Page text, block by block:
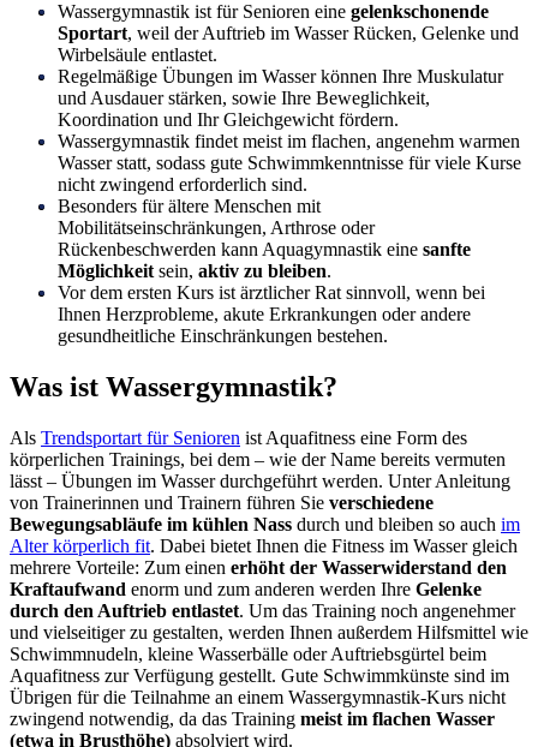
Wassergymnastik ist für Senioren eine gelenkschonende
Sportart, weil der Auftrieb im Wasser Rücken, Gelenke und
Wirbelsäule entlastet.
Regelmäßige Übungen im Wasser können Ihre Muskulatur
und Ausdauer stärken, sowie Ihre Beweglichkeit,
Koordination und Ihr Gleichgewicht fördern.
Wassergymnastik findet meist im flachen, angenehm warmen
Wasser statt, sodass gute Schwimmkenntnisse für viele Kurse
nicht zwingend erforderlich sind.
Besonders für ältere Menschen mit
Mobilitätseinschränkungen, Arthrose oder
Rückenbeschwerden kann Aquagymnastik eine sanfte
Möglichkeit sein, aktiv zu bleiben.
Vor dem ersten Kurs ist ärztlicher Rat sinnvoll, wenn bei
Ihnen Herzprobleme, akute Erkrankungen oder andere
gesundheitliche Einschränkungen bestehen.
Was ist Wassergymnastik?
Als Trendsportart für Senioren ist Aquafitness eine Form des
körperlichen Trainings, bei dem – wie der Name bereits vermuten
lässt – Übungen im Wasser durchgeführt werden. Unter Anleitung
von Trainerinnen und Trainern führen Sie verschiedene
Bewegungsabläufe im kühlen Nass durch und bleiben so auch im
Alter körperlich fit. Dabei bietet Ihnen die Fitness im Wasser gleich
mehrere Vorteile: Zum einen erhöht der Wasserwiderstand den
Kraftaufwand enorm und zum anderen werden Ihre Gelenke
durch den Auftrieb entlastet. Um das Training noch angenehmer
und vielseitiger zu gestalten, werden Ihnen außerdem Hilfsmittel wie
Schwimmnudeln, kleine Wasserbälle oder Auftriebsgürtel beim
Aquafitness zur Verfügung gestellt. Gute Schwimmkünste sind im
Übrigen für die Teilnahme an einem Wassergymnastik-Kurs nicht
zwingend notwendig, da das Training meist im flachen Wasser
(etwa in Brusthöhe) absolviert wird.